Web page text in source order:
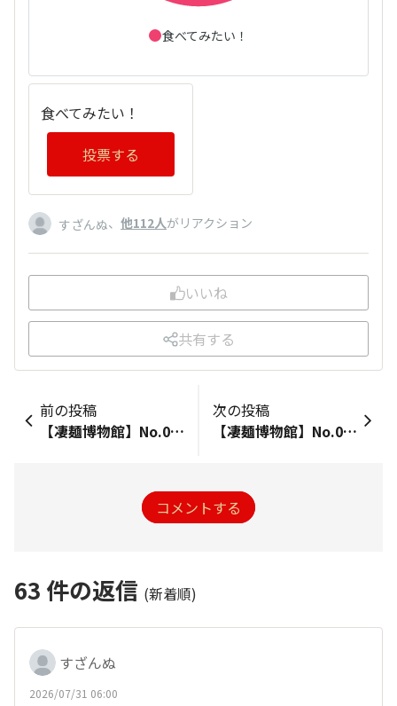
食べてみたい！
食べてみたい！
投票する
すざんぬ、 他112人がリアクション
いいね
共有する
前の投稿
【凄麺博物館】No.055 焙煎ごまダレ味噌らーめん<終売>
次の投稿
【凄麺博物館】No.057 魚介豚骨の極み<終売>
コメントする
63 件の返信 (新着順)
すざんぬ
2026/07/31 06:00